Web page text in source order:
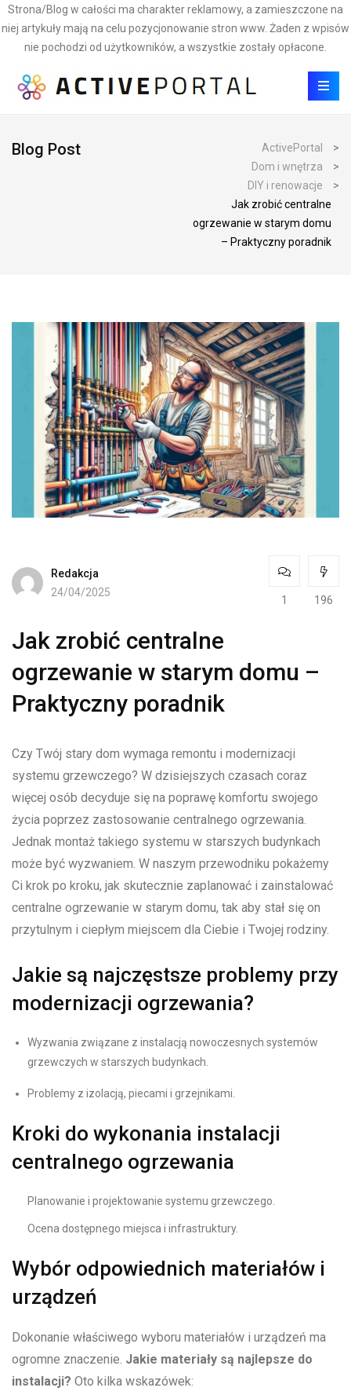
Strona/Blog w całości ma charakter reklamowy, a zamieszczone na
niej artykuły mają na celu pozycjonowanie stron www. Żaden z wpisów
nie pochodzi od użytkowników, a wszystkie zostały opłacone.
Blog Post ActivePortal
>
Dom i wnętrza
>
DIY i renowacje
>
Jak zrobić centralne
ogrzewanie w starym domu
– Praktyczny poradnik
Redakcja
24/04/2025
1 196
Jak zrobić centralne
ogrzewanie w starym domu –
Praktyczny poradnik
Czy Twój stary dom wymaga remontu i modernizacji
systemu grzewczego? W dzisiejszych czasach coraz
więcej osób decyduje się na poprawę komfortu swojego
życia poprzez zastosowanie centralnego ogrzewania.
Jednak montaż takiego systemu w starszych budynkach
może być wyzwaniem. W naszym przewodniku pokażemy
Ci krok po kroku, jak skutecznie zaplanować i zainstalować
centralne ogrzewanie w starym domu, tak aby stał się on
przytulnym i ciepłym miejscem dla Ciebie i Twojej rodziny.
Jakie są najczęstsze problemy przy
modernizacji ogrzewania?
Wyzwania związane z instalacją nowoczesnych systemów
grzewczych w starszych budynkach.
Problemy z izolacją, piecami i grzejnikami.
Kroki do wykonania instalacji
centralnego ogrzewania
Planowanie i projektowanie systemu grzewczego.
Ocena dostępnego miejsca i infrastruktury.
Wybór odpowiednich materiałów i
urządzeń
Dokonanie właściwego wyboru materiałów i urządzeń ma
ogromne znaczenie. Jakie materiały są najlepsze do
instalacji? Oto kilka wskazówek: